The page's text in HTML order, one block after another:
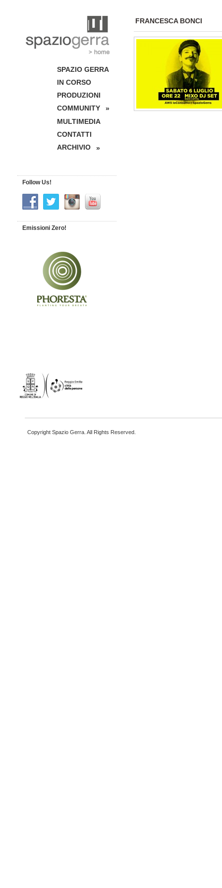
FRANCESCA BONCI
SPAZIO GERRA
IN CORSO
PRODUZIONI
COMMUNITY
»
MULTIMEDIA
CONTATTI
ARCHIVIO
»
Follow Us!
Emissioni Zero!
Copyright Spazio Gerra. All Rights Reserved.